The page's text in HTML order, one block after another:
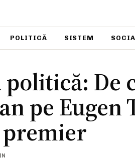
POLITICĂ SISTEM
De
pe Eugen